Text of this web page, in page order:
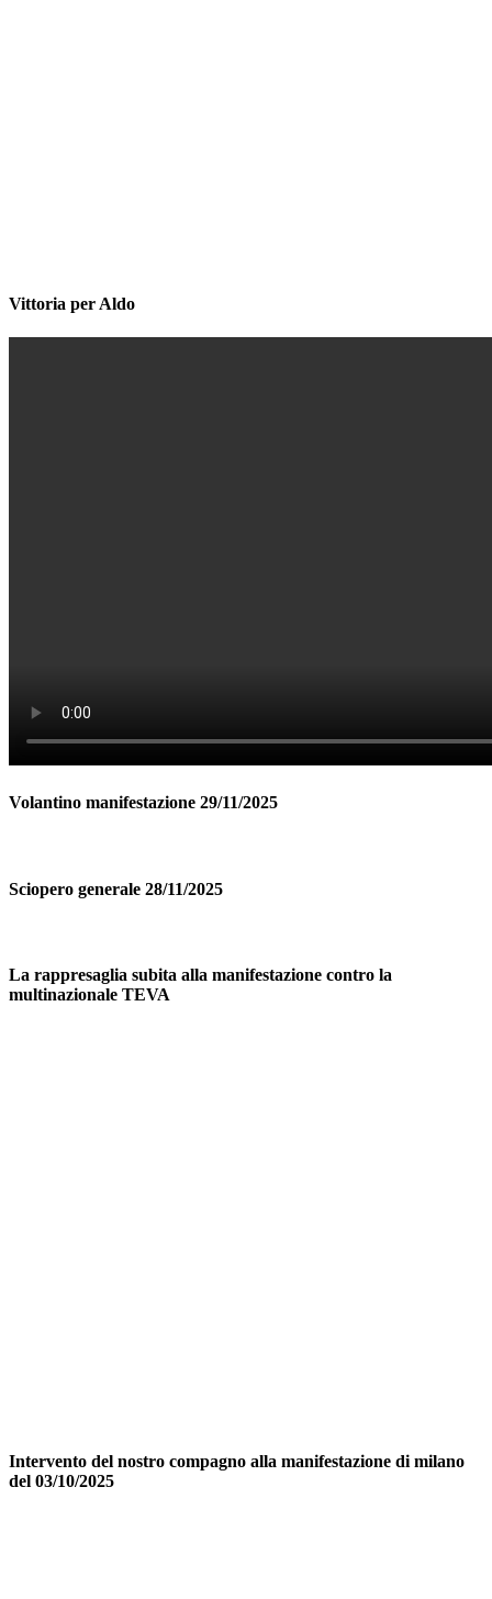
Vittoria per Aldo
Volantino manifestazione 29/11/2025
Sciopero generale 28/11/2025
La rappresaglia subita alla manifestazione contro la
multinazionale TEVA
Intervento del nostro compagno alla manifestazione di milano
del 03/10/2025